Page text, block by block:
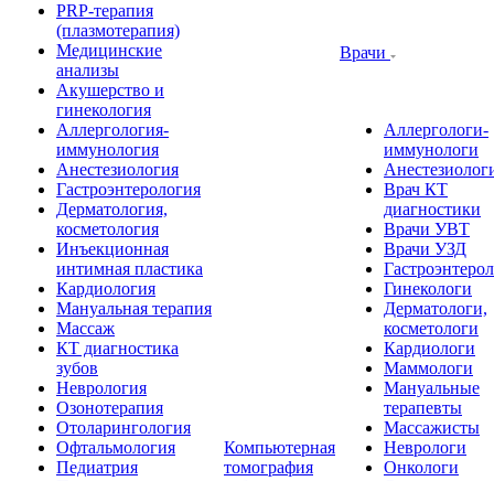
PRP-терапия
(плазмотерапия)
Медицинские
анализы
Акушерство и
гинекология
Аллергология-
иммунология
Анестезиология
Гастроэнтерология
Дерматология,
косметология
Инъекционная
интимная пластика
Кардиология
Мануальная терапия
Массаж
КТ диагностика
зубов
Неврология
Озонотерапия
Отоларингология
Офтальмология
Педиатрия
Компьютерная
томография
Врачи
Аллергологи-
иммунологи
Врач КТ
диагностики
Врачи УВТ
Врачи УЗД
Гинекологи
Дерматологи,
косметологи
Кардиологи
Маммологи
Мануальные
терапевты
Массажисты
Неврологи
Онкологи